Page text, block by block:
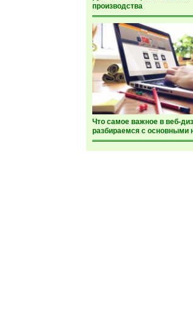
производства
Что самое важное в веб-
разбираемся с основными